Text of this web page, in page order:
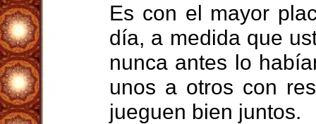
Es con el mayor
día, a medida que
nunca antes lo
unos a otros con
jueguen bien juntos.